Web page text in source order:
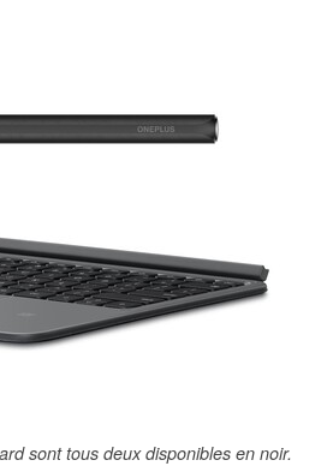
sont tous deux disponibles en noir.